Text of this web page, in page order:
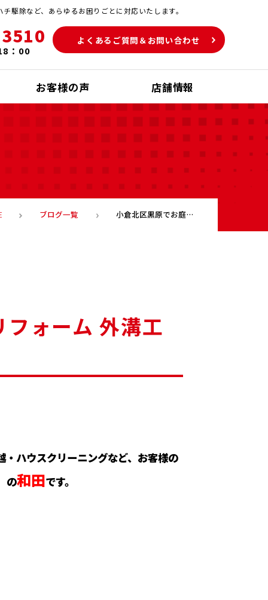
除など、あらゆるお困りごとに対応いたします。
：00
よくあるご質問＆お問い合わせ
お客様の声 店舗情報
ブログ一覧 小倉北区黒原でお庭の工事 ★北九州 便利屋 リフォーム 外溝工事★
ォーム 外溝工
ハウスクリーニングなど、お客様の
の和田です。